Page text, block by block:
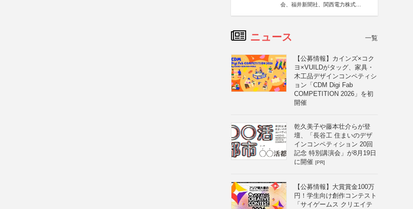
会、福井新聞社、関西電力株式会
ニュース 一覧
【公募情報】カインズ×コク
ヨ×VUILDがタッグ、家具・
木工品デザインコンペティシ
ョン「CDM Digi Fab
COMPETITION 2026」を初
開催
乾久美子や藤本壮介らが登
壇、「長谷工 住まいのデザ
インコンペティション 20回
記念 特別講演会」が8月19日
に開催 [PR]
【公募情報】大賞賞金100万
円！学生向け創作コンテスト
「サイゲームス クリエイテ